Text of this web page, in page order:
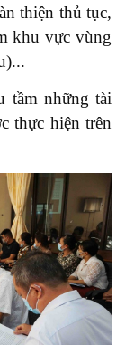
thiện thủ tục,
khu vực vùng
tầm những tài
thực hiện trên